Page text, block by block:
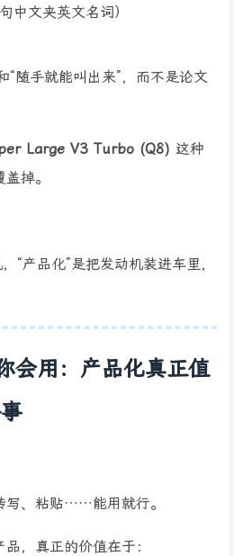
中文夹英文名词）
“随手就能叫出来”，而不是论文
Large V3 Turbo (Q8) 这种
掉。
“产品化”是把发动机装进车里，
会用：产品化真正值
写、粘贴……能用就行。
，真正的价值在于：